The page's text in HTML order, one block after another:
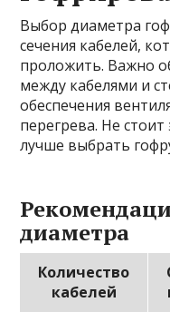
Выбор диаметра
сечения кабелей,
проложить. Важно
между кабелями и
обеспечения
перегрева. Не
лучше выбрать
диаметра
Количество
кабелей